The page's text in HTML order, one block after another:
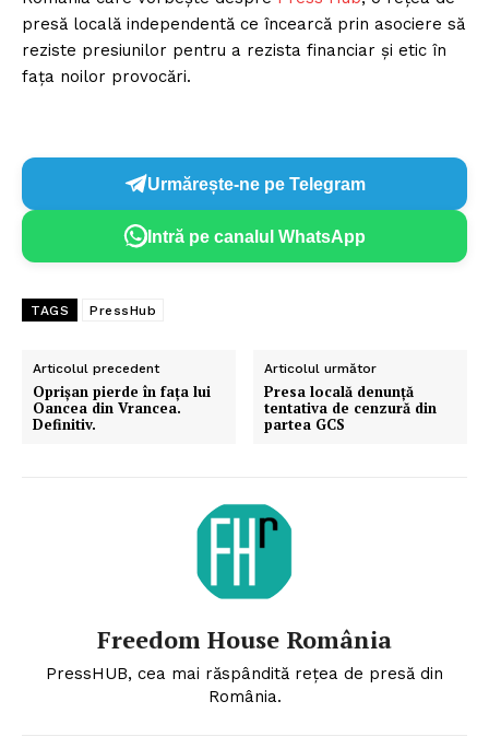
presă locală independentă ce încearcă prin asociere să
reziste presiunilor pentru a rezista financiar și etic în
fața noilor provocări.
Urmărește-ne pe Telegram
Intră pe canalul WhatsApp
TAGS PressHub
Articolul precedent
Oprișan pierde în fața lui
Oancea din Vrancea.
Definitiv.
Articolul următor
Presa locală denunță
tentativa de cenzură din
partea GCS
Freedom House România
PressHUB, cea mai răspândită rețea de presă din
România.